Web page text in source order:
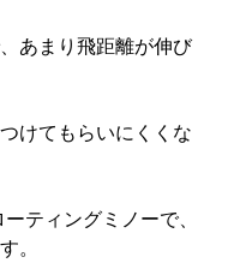
あまり飛距離が伸び
けてもらいにくくな
ティングミノーで、
。